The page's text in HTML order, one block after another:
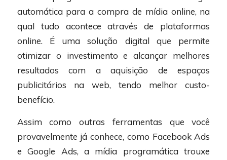
automática para a compra de mídia online, na
qual tudo acontece através de plataformas
online. É uma solução digital que permite
otimizar o investimento e alcançar melhores
resultados com a aquisição de espaços
publicitários na web, tendo melhor custo-
benefício.
Assim como outras ferramentas que você
provavelmente já conhece, como Facebook Ads
e Google Ads, a mídia programática trouxe